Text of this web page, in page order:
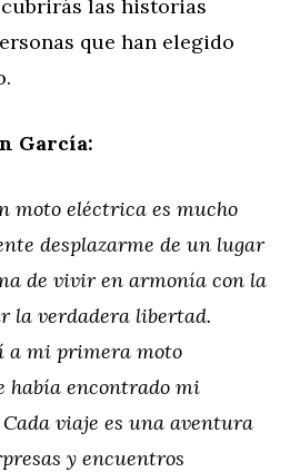
las historias
que han elegido
García:
moto eléctrica es mucho
desplazarme de un lugar
de vivir en armonía con la
la verdadera libertad.
a mi primera moto
había encontrado mi
viaje es una aventura
y encuentros